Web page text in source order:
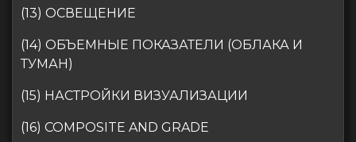
(13) ОСВЕЩЕНИЕ
(14) ОБЪЕМНЫЕ ПОКАЗАТЕЛИ (ОБЛАКА И
ТУМАН)
(15) НАСТРОЙКИ ВИЗУАЛИЗАЦИИ
(16) COMPOSITE AND GRADE